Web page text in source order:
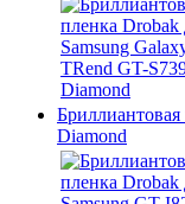
Diamond